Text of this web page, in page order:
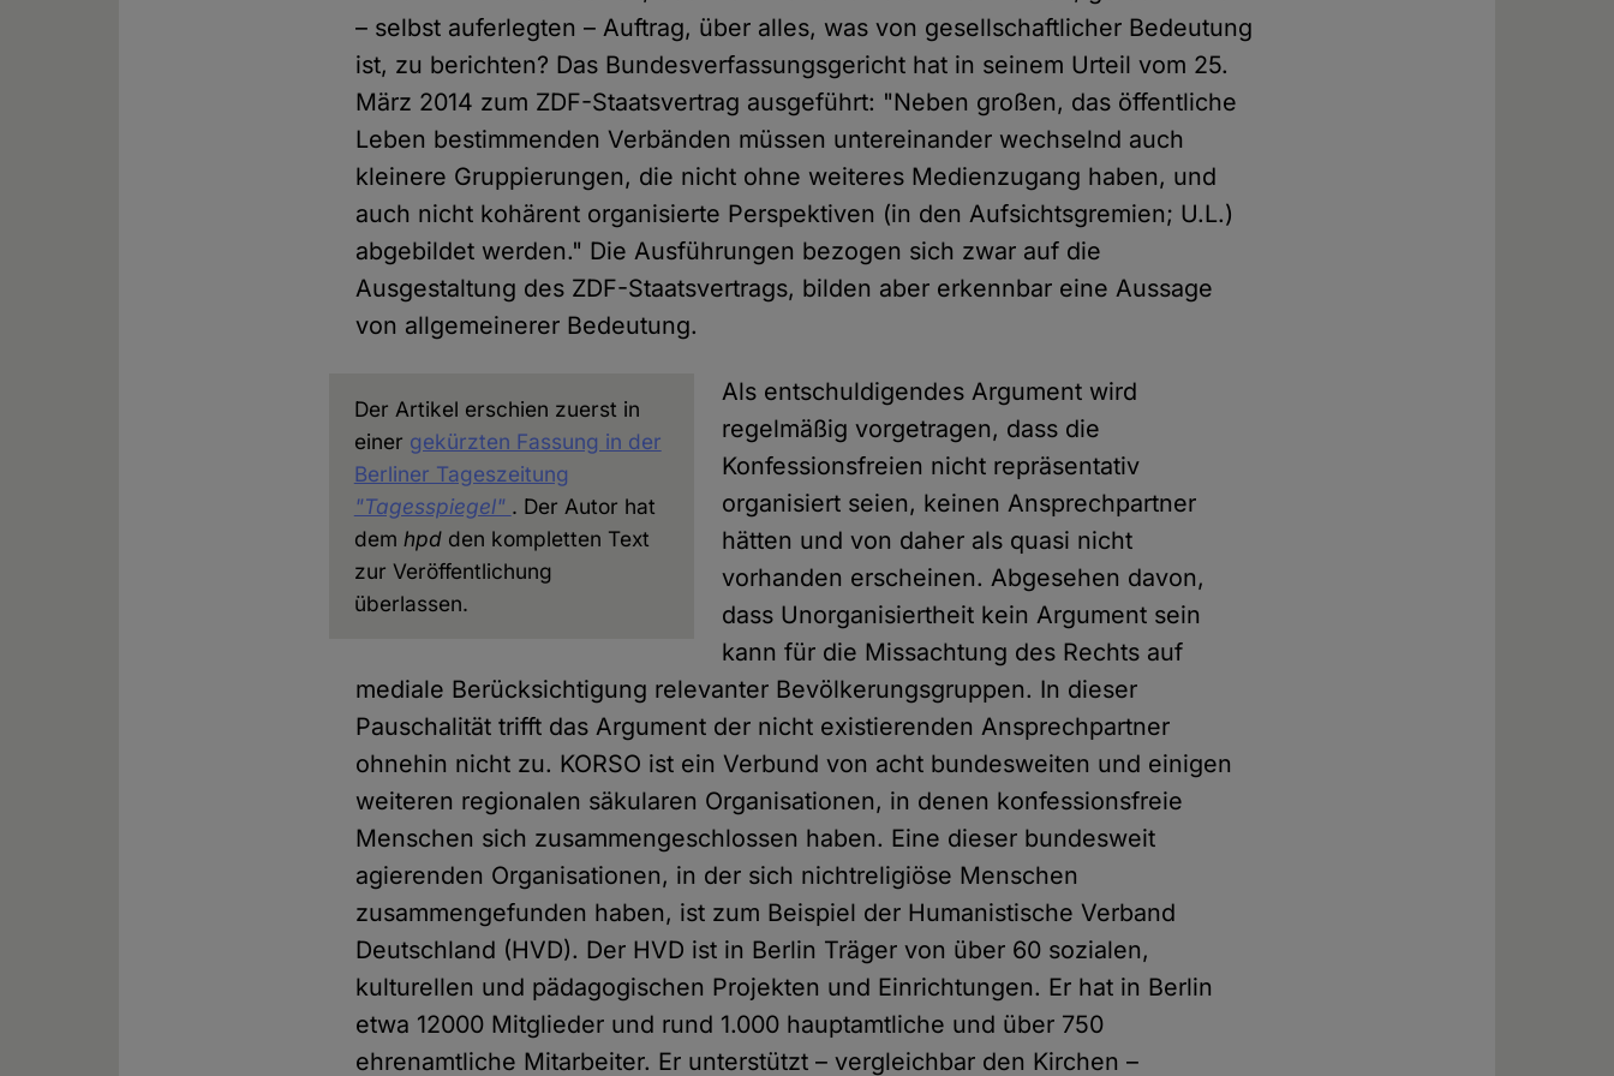
– selbst auferlegten – Auftrag, über alles, was von gesellschaftlicher Bedeutung
ist, zu berichten? Das Bundesverfassungsgericht hat in seinem Urteil vom 25.
März 2014 zum ZDF-Staatsvertrag ausgeführt: "Neben großen, das öffentliche
Leben bestimmenden Verbänden müssen untereinander wechselnd auch
kleinere Gruppierungen, die nicht ohne weiteres Medienzugang haben, und
auch nicht kohärent organisierte Perspektiven (in den Aufsichtsgremien; U.L.)
abgebildet werden." Die Ausführungen bezogen sich zwar auf die
Ausgestaltung des ZDF-Staatsvertrags, bilden aber erkennbar eine Aussage
von allgemeinerer Bedeutung.
Der Artikel erschien zuerst in
einer gekürzten Fassung in der
Berliner Tageszeitung
"Tagesspiegel" . Der Autor hat
dem hpdden kompletten Text
zur Veröffentlichung
überlassen.
Als entschuldigendes Argument wird
regelmäßig vorgetragen, dass die
Konfessionsfreien nicht repräsentativ
organisiert seien, keinen Ansprechpartner
hätten und von daher als quasi nicht
vorhanden erscheinen. Abgesehen davon,
dass Unorganisiertheit kein Argument sein
kann für die Missachtung des Rechts auf
mediale Berücksichtigung relevanter Bevölkerungsgruppen. In dieser
Pauschalität trifft das Argument der nicht existierenden Ansprechpartner
ohnehin nicht zu. KORSO ist ein Verbund von acht bundesweiten und einigen
weiteren regionalen säkularen Organisationen, in denen konfessionsfreie
Menschen sich zusammengeschlossen haben. Eine dieser bundesweit
agierenden Organisationen, in der sich nichtreligiöse Menschen
zusammengefunden haben, ist zum Beispiel der Humanistische Verband
Deutschland (HVD). Der HVD ist in Berlin Träger von über 60 sozialen,
kulturellen und pädagogischen Projekten und Einrichtungen. Er hat in Berlin
etwa 12000 Mitglieder und rund 1.000 hauptamtliche und über 750
ehrenamtliche Mitarbeiter. Er unterstützt – vergleichbar den Kirchen –